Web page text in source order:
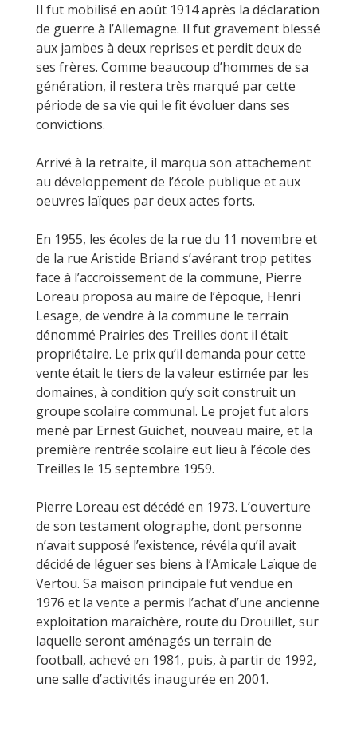
Il fut mobilisé en août 1914 après la déclaration
de guerre à l’Allemagne. Il fut gravement blessé
aux jambes à deux reprises et perdit deux de
ses frères. Comme beaucoup d’hommes de sa
génération, il restera très marqué par cette
période de sa vie qui le fit évoluer dans ses
convictions.
Arrivé à la retraite, il marqua son attachement
au développement de l’école publique et aux
oeuvres laïques par deux actes forts.
En 1955, les écoles de la rue du 11 novembre et
de la rue Aristide Briand s’avérant trop petites
face à l’accroissement de la commune, Pierre
Loreau proposa au maire de l’époque, Henri
Lesage, de vendre à la commune le terrain
dénommé Prairies des Treilles dont il était
propriétaire. Le prix qu’il demanda pour cette
vente était le tiers de la valeur estimée par les
domaines, à condition qu’y soit construit un
groupe scolaire communal. Le projet fut alors
mené par Ernest Guichet, nouveau maire, et la
première rentrée scolaire eut lieu à l’école des
Treilles le 15 septembre 1959.
Pierre Loreau est décédé en 1973. L’ouverture
de son testament olographe, dont personne
n’avait supposé l’existence, révéla qu’il avait
décidé de léguer ses biens à l’Amicale Laïque de
Vertou. Sa maison principale fut vendue en
1976 et la vente a permis l’achat d’une ancienne
exploitation maraîchère, route du Drouillet, sur
laquelle seront aménagés un terrain de
football, achevé en 1981, puis, à partir de 1992,
une salle d’activités inaugurée en 2001.